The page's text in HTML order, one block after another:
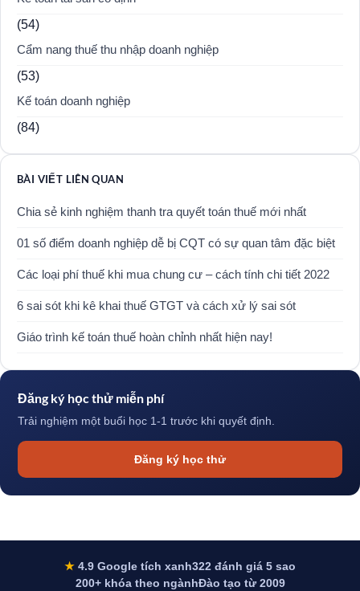
(54)
Cẩm nang thuế thu nhập doanh nghiệp
(53)
Kế toán doanh nghiệp
(84)
BÀI VIẾT LIÊN QUAN
Chia sẻ kinh nghiệm thanh tra quyết toán thuế mới nhất
01 số điểm doanh nghiệp dễ bị CQT có sự quan tâm đặc biệt
Các loại phí thuế khi mua chung cư – cách tính chi tiết 2022
6 sai sót khi kê khai thuế GTGT và cách xử lý sai sót
Giáo trình kế toán thuế hoàn chỉnh nhất hiện nay!
Đăng ký học thử miễn phí
Trải nghiệm một buổi học 1-1 trước khi quyết định.
Đăng ký học thử
★ 4.9 Google tích xanh322 đánh giá 5 sao
200+ khóa theo ngànhĐào tạo từ 2009